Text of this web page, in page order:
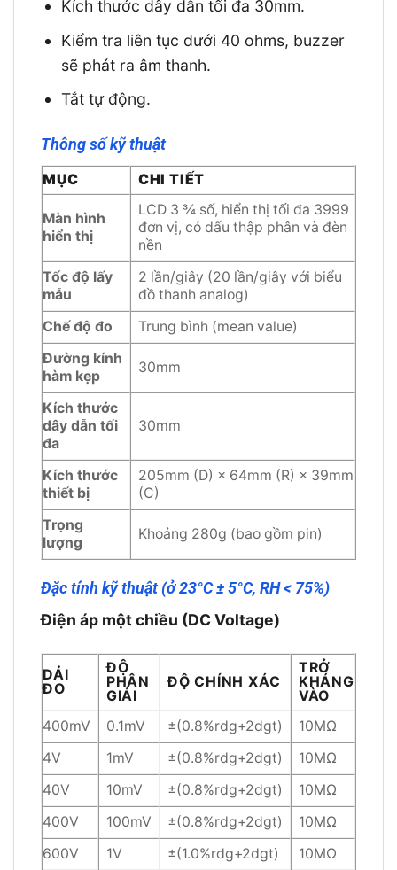
Kích thước dây dẫn tối đa 30mm.
Kiểm tra liên tục dưới 40 ohms, buzzer
sẽ phát ra âm thanh.
Tắt tự động.
Thông số kỹ thuật
MỤC CHI TIẾT
Màn hình
hiển thị
LCD 3 ¾ số, hiển thị tối đa 3999
đơn vị, có dấu thập phân và đèn
nền
Tốc độ lấy
mẫu
2 lần/giây (20 lần/giây với biểu
đồ thanh analog)
Chế độ đo
Trung bình (mean value)
Đường kính
hàm kẹp
30mm
Kích thước
dây dẫn tối
đa
30mm
Kích thước
thiết bị
205mm (D) × 64mm (R) × 39mm
(C)
Trọng
lượng
Khoảng 280g (bao gồm pin)
Đặc tính kỹ thuật(ở 23°C ± 5°C, RH < 75%)
Điện áp một chiều (DC Voltage)
DẢI
ĐO
ĐỘ
PHÂN
GIẢI
ĐỘ CHÍNH XÁC
TRỞ
KHÁNG
VÀO
400mV
0.1mV ±(0.8%rdg+2dgt)
10MΩ
4V
1mV ±(0.8%rdg+2dgt)
10MΩ
40V
10mV ±(0.8%rdg+2dgt)
10MΩ
400V
100mV ±(0.8%rdg+2dgt)
10MΩ
600V
1V ±(1.0%rdg+2dgt) 10MΩ